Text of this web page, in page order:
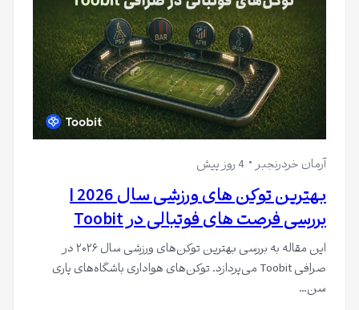
آرمان خردرنجبر 4 روز پیش
بهترین توکن های ورزشی سال 2026 |
بررسی فرصت های فوتبالی در Toobit
این مقاله به بررسی بهترین توکن‌های ورزشی سال ۲۰۲۶ در
صرافی Toobit می‌پردازد. توکن‌های هواداری باشگاه‌های پاری
سن…